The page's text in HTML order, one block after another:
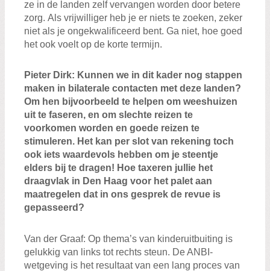
ze in de landen zelfvervangen worden door betere
zorg. Als vrijwilliger heb je er niets te zoeken, zeker
niet als je ongekwalificeerd bent. Ga niet, hoe goed
het ook voeltop de korte termijn.
Pieter Dirk: Kunnen we in dit kader nog stappen
maken in bilaterale contacten met deze landen?
Om hen bijvoorbeeld te helpen om weeshuizen
uit te faseren, en om slechte reizen te
voorkomen worden en goede reizen te
stimuleren. Het kan per slot van rekening toch
ook iets waardevols hebben om je steentje
elders bij te dragen! Hoe taxeren jullie het
draagvlak in Den Haag voor het palet aan
maatregelen dat in ons gesprek de revue is
gepasseerd ?
Van der Graaf: Op thema’s van kinderuitbuiting is
gelukkig van links tot rechts steun. De ANBI-
wetgeving is het resultaat van een lang proces van